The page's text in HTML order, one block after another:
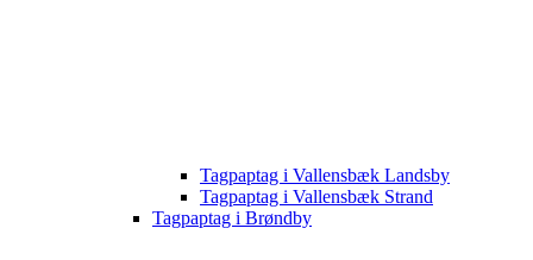
Tagpaptag i Vallensbæk Landsby
Tagpaptag i Vallensbæk Strand
Tagpaptag i Brøndby